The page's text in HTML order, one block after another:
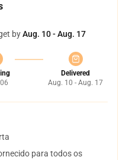
byAug. 10 - Aug. 17
Delivered
Aug. 10 - Aug. 17
para todos os